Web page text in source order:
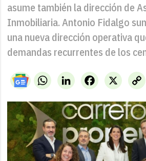
asume también la dirección de
Inmobiliaria. Antonio Fidalgo
una nueva dirección operativa
demandas recurrentes de los
WhatsAppLinkedIn X
Facebook